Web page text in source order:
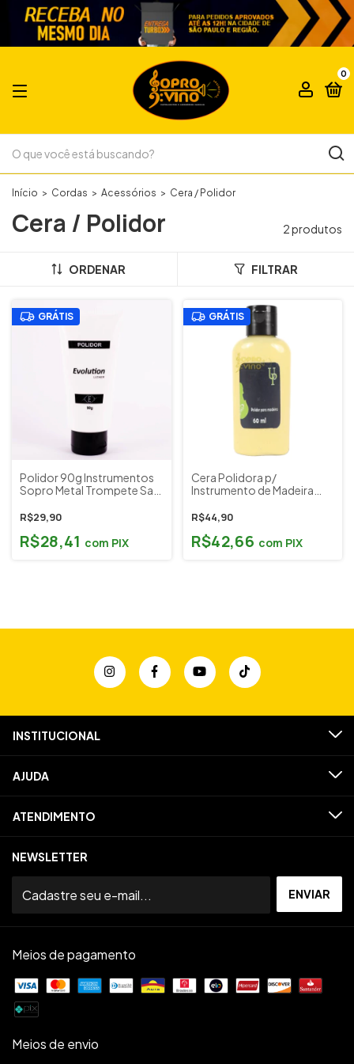
0
Início > Cordas > Acessórios > Cera / Polidor
Cera / Polidor 2 produtos
ORDENAR FILTRAR
GRÁTIS
Polidor 90g Instrumentos
Sopro Metal Trompete Sax
R$29,90
R$28,41 com PIX
GRÁTIS
Cera Polidora p/
Instrumento de Madeira
R$44,90
R$42,66 com PIX
INSTITUCIONAL
AJUDA
ATENDIMENTO
NEWSLETTER
Meios de pagamento
Meios de envio